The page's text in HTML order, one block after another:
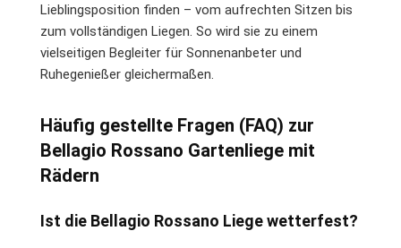
Lieblingsposition finden – vom aufrechten Sitzen bis
zum vollständigen Liegen. So wird sie zu einem
vielseitigen Begleiter für Sonnenanbeter und
Ruhegenießer gleichermaßen.
Häufig gestellte Fragen (FAQ) zur
Bellagio Rossano Gartenliege mit
Rädern
Ist die Bellagio Rossano Liege wetterfest?